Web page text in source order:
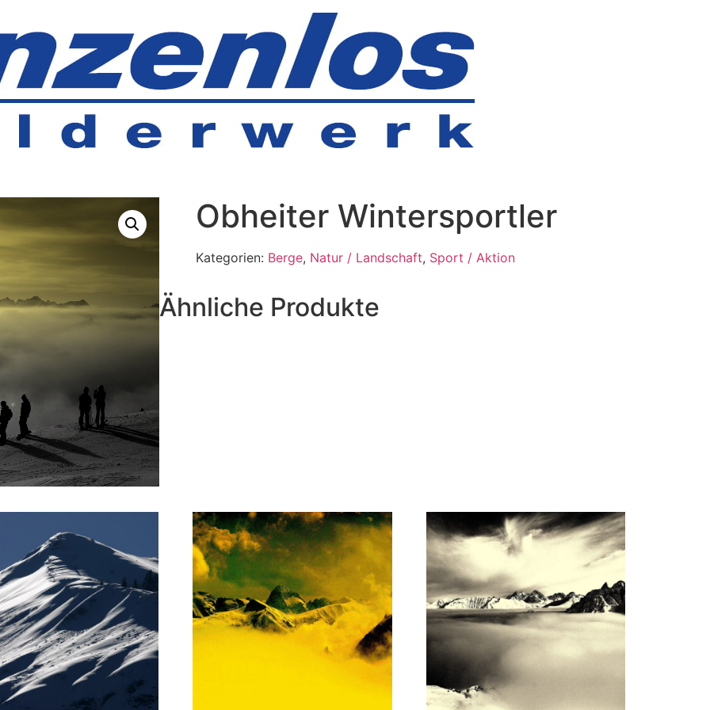
Obheiter Wintersportler
Kategorien: Berge, Natur / Landschaft, Sport / Aktion
Ähnliche Produkte